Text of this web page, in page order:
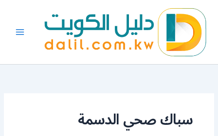
المحتوى
سباك صحي الدسمة